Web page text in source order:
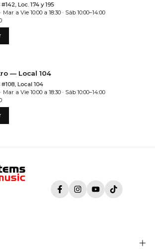
Loc. 174 y 195
Mar a Vie 10:00 a 18:30 · Sáb 10:00–14:00
— Local 104
Local 104
Mar a Vie 10:00 a 18:30 · Sáb 10:00–14:00
FacebookInstagramYouTubeTikTok